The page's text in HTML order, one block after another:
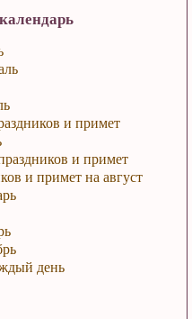
и примет
и примет
и примет на август
день